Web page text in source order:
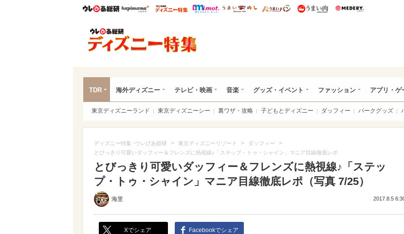
ウレぴあ総研ハピママ* ウレぴあ総研 ディズニー特集
mimot. うまいめし うまいパン うまい肉
TDR 海外ディズニー テレビ・映画 音楽 グッズ・イベント ファッション アプリ・ゲ
東京ディズニーランド 東京ディズニーシー 裏ワザ・攻略 子どもとディズニー ダッフィー パークグッズ
ディズニー特集 -ウレぴあ総研 > 東京ディズニーリゾート > ダッフィー >
とびっきり可愛いダッフィー＆フレンズに熱視線♪「ステップ・トゥ・シャイン」マニア目線徹底レポ
とびっきり可愛いダッフィー＆フレンズに熱視線♪「ステッ
プ・トゥ・シャイン」マニア目線徹底レポ（写真 7/25）
海里 2017.8.5
Xでシェア Facebookでシェア